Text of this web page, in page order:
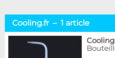
Cooling.fr – 1 article